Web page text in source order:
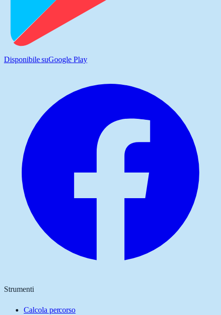
Disponibile suGoogle Play
Strumenti
Calcola percorso